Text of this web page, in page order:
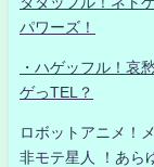
パワーズ！
・ハゲッフル！哀
ゲっTEL？
ロボットアニメ！
非モテ星人 ！あら